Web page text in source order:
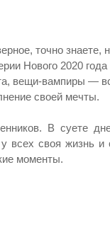
точно знаете,
Нового 2020 года
вещи-вампиры —
своей мечты.
В суете
всех своя жизнь
моменты.